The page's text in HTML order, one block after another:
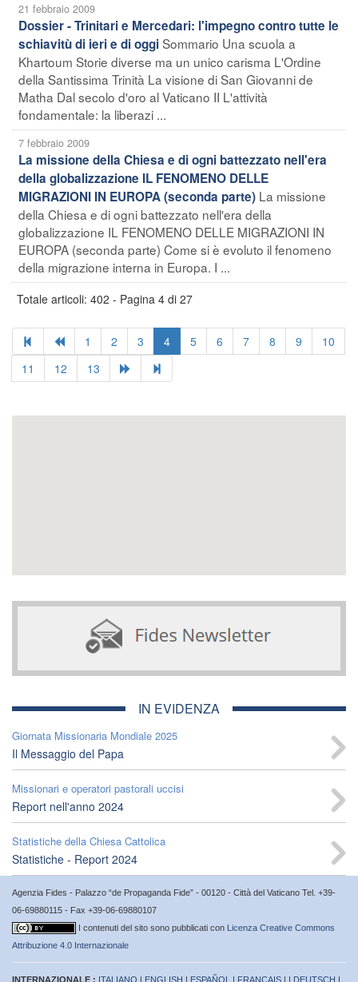
21 febbraio 2009
Dossier - Trinitari e Mercedari: l'impegno contro tutte le
schiavitù di ieri e di oggiSommario Una scuola a
Khartoum Storie diverse ma un unico carisma L'Ordine
della Santissima Trinità La visione di San Giovanni de
Matha Dal secolo d'oro al Vaticano II L'attività
fondamentale: la liberazi ...
7 febbraio 2009
La missione della Chiesa e di ogni battezzato nell'era
della globalizzazione IL FENOMENO DELLE
MIGRAZIONI IN EUROPA (seconda parte) La missione
della Chiesa e di ogni battezzato nell'era della
globalizzazione IL FENOMENO DELLE MIGRAZIONI IN
EUROPA (seconda parte) Come si è evoluto il fenomeno
della migrazione interna in Europa. I ...
Totale articoli: 402 - Pagina 4 di 27
1 2 3 4 5 6 7 8 9
10
11
12 13
IN EVIDENZA
Giornata Missionaria Mondiale 2025
Il Messaggio del Papa
Missionari e operatori pastorali uccisi
Report nell'anno 2024
Statistiche della Chiesa Cattolica
Statistiche - Report 2024
Agenzia Fides - Palazzo “de Propaganda Fide” - 00120 - Città del Vaticano Tel. +39-
06-69880115 - Fax +39-06-69880107
I contenuti del sito sono pubblicati con Licenza Creative Commons
Attribuzione 4.0 Internazionale
INTERNAZIONALE : ITALIANO | ENGLISH | ESPAÑOL | FRANÇAIS | | DEUTSCH |